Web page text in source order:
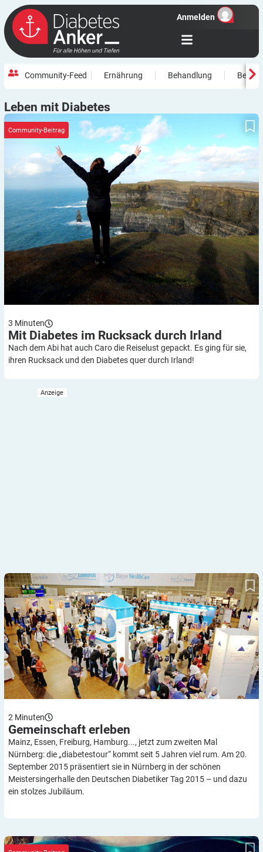
Anmelden
Community-Feed Ernährung Behandlung
Leben mit Diabetes
Mit Diabetes im Rucksack durch Irland
Community-Beitrag
3 Minuten
Mit Diabetes im Rucksack durch Irland
Nach dem Abi hat auch Caro die Reiselust gepackt. Es ging für sie,
ihren Rucksack und den Diabetes quer durch Irland!
Gemeinschaft erleben
2 Minuten
Gemeinschaft erleben
Mainz, Essen, Freiburg, Hamburg..., jetzt zum zweiten Mal
Nürnberg: die „diabetestour“ kommt seit 5 Jahren viel rum. Am 20.
September 2015 präsentiert sie in Nürnberg in der schönen
Meistersingerhalle den Deutschen Diabetiker Tag 2015 – und dazu
ein stolzes Jubiläum.
Fotostrecke: Diabetes ohne Worte – #6 Alanna